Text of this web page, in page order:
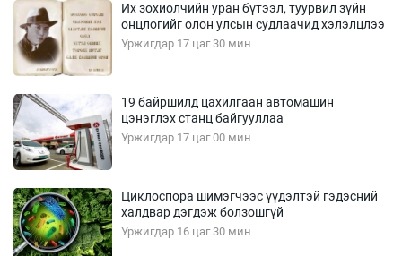
Их зохиолчийн уран бүтээл, туурвил зүйн
онцлогийг олон улсын судлаачид хэлэлцлээ
Уржигдар 17 цаг 30 мин
19 байршилд цахилгаан автомашин
цэнэглэх станц байгууллаа
Уржигдар 17 цаг 00 мин
Циклоспора шимэгчээс үүдэлтэй гэдэсний
халдвар дэгдэж болзошгүй
Уржигдар 16 цаг 30 мин